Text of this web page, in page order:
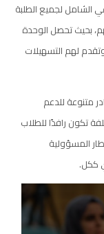
لجميع الطلبة
بحيث تحصل الوحدة
لهم التسهيلات
متنوعة للدعم
تكون رافدًا للطلاب
المسؤولية
ككل.